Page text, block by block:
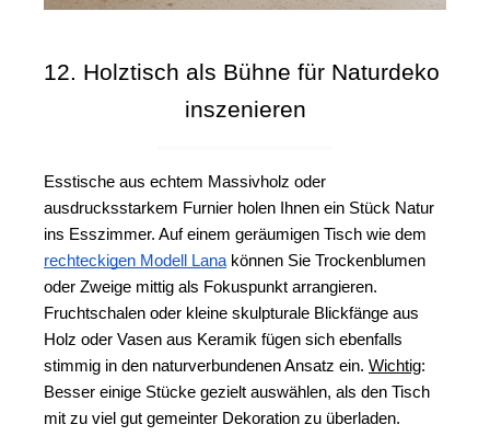
12. Holztisch als Bühne für Naturdeko
inszenieren
Esstische aus echtem Massivholz oder
ausdrucksstarkem Furnier holen Ihnen ein Stück Natur
rechteckigen Modell Lana können Sie Trockenblumen
Fruchtschalen oder kleine skulpturale Blickfänge aus
Holz oder Vasen aus Keramik fügen sich ebenfalls
stimmig in den naturverbundenen Ansatz ein. Wichtig:
Besser einige Stücke gezielt auswählen, als den Tisch
mit zu viel gut gemeinter Dekoration zu überladen.